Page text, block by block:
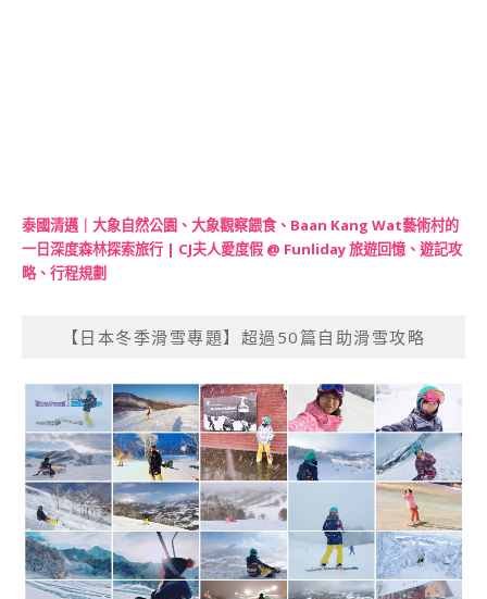
泰國清邁｜大象自然公園、大象觀察餵食、Baan Kang Wat藝術村的
一日深度森林探索旅行 | CJ夫人愛度假 @ Funliday 旅遊回憶、遊記攻
略、行程規劃
【日本冬季滑雪專題】超過50篇自助滑雪攻略